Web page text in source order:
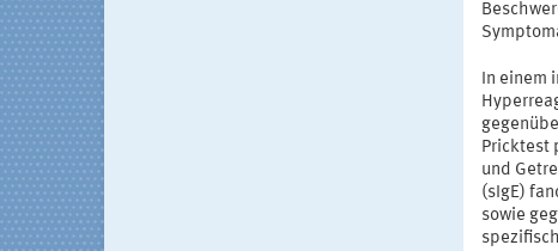
In einem
Pricktest
und
(sIgE)
sowie